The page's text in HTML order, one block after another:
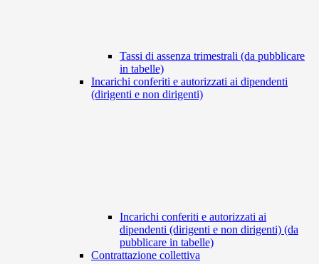
Tassi di assenza trimestrali (da pubblicare
in tabelle)
Incarichi conferiti e autorizzati ai dipendenti
(dirigenti e non dirigenti)
Incarichi conferiti e autorizzati ai
dipendenti (dirigenti e non dirigenti) (da
pubblicare in tabelle)
Contrattazione collettiva